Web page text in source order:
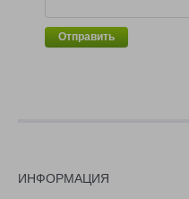
Отправить
ИНФОРМАЦИЯ